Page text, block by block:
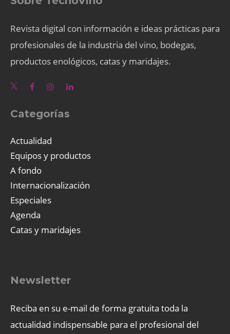
Revista digital con información e ideas prácticas para
profesionales de la industria del vino, bodegas,
productos enológicos, catas y maridajes.
Categorías
Actualidad
Equipos y productos
A fondo
Internacionalización
Especiales
Agenda
Catas y maridajes
Newsletter
Reciba en su e-mail de forma gratuita toda la
actualidad indispensable para el profesional del